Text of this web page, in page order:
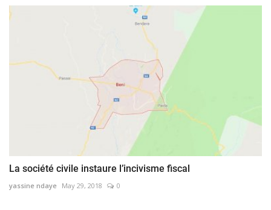
La société civile instaure l’incivisme fiscal
yassine ndaye May 29, 2018 0